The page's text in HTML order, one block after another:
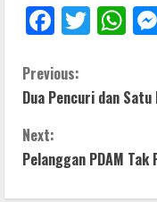
F
e
b
o
k
T
er
W
s
p
p
C
o
n
t
Previous:
Dua Pencuri dan
Next:
Pelanggan PDAM